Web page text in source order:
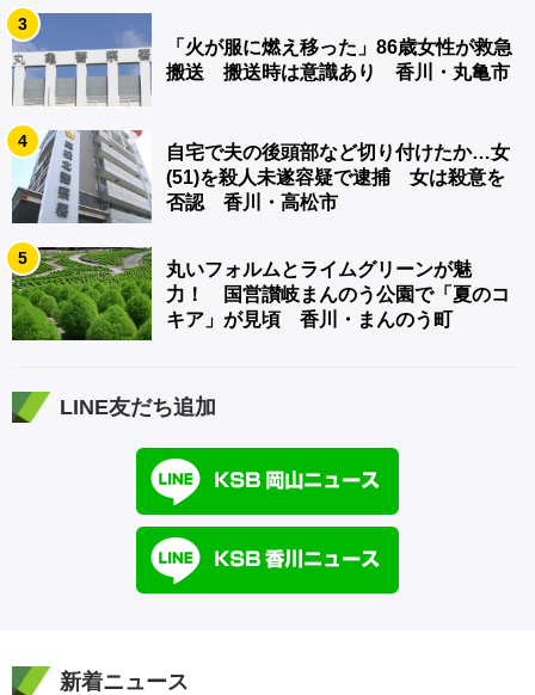
3
「火が服に燃え移った」86歳女性が救急
搬送 搬送時は意識あり 香川・丸亀市
4
自宅で夫の後頭部など切り付けたか…女
(51)を殺人未遂容疑で逮捕 女は殺意を
否認 香川・高松市
5
丸いフォルムとライムグリーンが魅
力！ 国営讃岐まんのう公園で「夏のコ
キア」が見頃 香川・まんのう町
LINE友だち追加
新着ニュース